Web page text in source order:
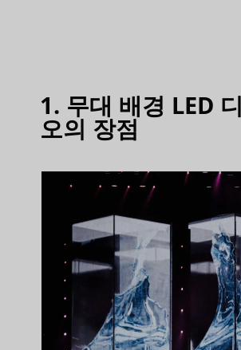
1. 무대 배경 LED
오의 장점